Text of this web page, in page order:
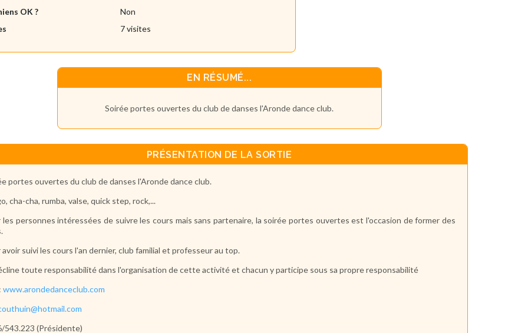
OK ?
Non
7 visites
EN RÉSUMÉ...
Soirée portes ouvertes du club de danses l'Aronde dance club.
PRÉSENTATION DE LA SORTIE
portes ouvertes du club de danses l'Aronde dance club.
cha-cha, rumba, valse, quick step, rock,...
les personnes intéressées de suivre les cours mais sans partenaire, la soirée portes ouvertes est l'occasion de former des
avoir suivi les cours l'an dernier, club familial et professeur au top.
toute responsabilité dans l'organisation de cette activité et chacun y participe sous sa propre responsabilité
www.arondedanceclub.com
543.223 (Présidente)